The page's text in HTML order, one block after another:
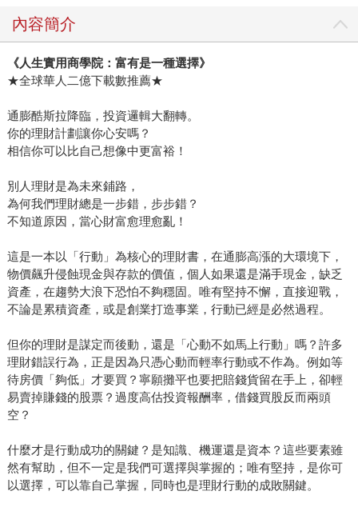
內容簡介
《人生實用商學院：富有是一種選擇》
★全球華人二億下載數推薦★
通膨酷斯拉降臨，投資邏輯大翻轉。
你的理財計劃讓你心安嗎？
相信你可以比自己想像中更富裕！
別人理財是為未來鋪路，
為何我們理財總是一步錯，步步錯？
不知道原因，當心財富愈理愈亂！
這是一本以「行動」為核心的理財書，在通膨高漲的大環境下，
物價飆升侵蝕現金與存款的價值，個人如果還是滿手現金，缺乏
資產，在趨勢大浪下恐怕不夠穩固。唯有堅持不懈，直接迎戰，
不論是累積資產，或是創業打造事業，行動已經是必然過程。
但你的理財是謀定而後動，還是「心動不如馬上行動」嗎？許多
理財錯誤行為，正是因為只憑心動而輕率行動或不作為。例如等
待房價「夠低」才要買？寧願攤平也要把賠錢貨留在手上，卻輕
易賣掉賺錢的股票？過度高估投資報酬率，借錢買股反而兩頭
空？
什麼才是行動成功的關鍵？是知識、機運還是資本？這些要素雖
然有幫助，但不一定是我們可選擇與掌握的；唯有堅持，是你可
以選擇，可以靠自己掌握，同時也是理財行動的成敗關鍵。